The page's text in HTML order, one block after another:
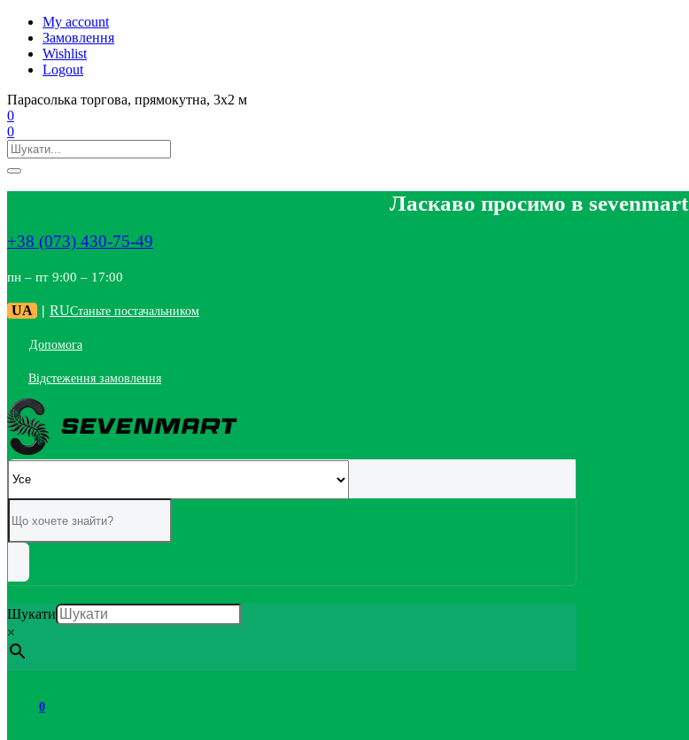
My account
Замовлення
Wishlist
Logout
Парасолька торгова, прямокутна, 3х2 м
0
0
Ласкаво просимо в sevenmart
+38 (073) 430-75-49
пн – пт 9:00 – 17:00
UA | RUСтаньте постачальником
Допомога
Відстеження замовлення
Шукати
×
0